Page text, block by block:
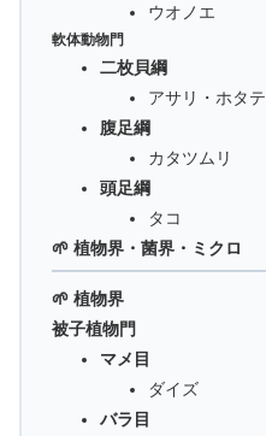
ウオノエ
軟体動物門
二枚貝綱
アサリ・ホタテ
腹足綱
カタツムリ
頭足綱
タコ
🌱 植物界・菌界・ミクロ
🌱 植物界
被子植物門
マメ目
ダイズ
バラ目